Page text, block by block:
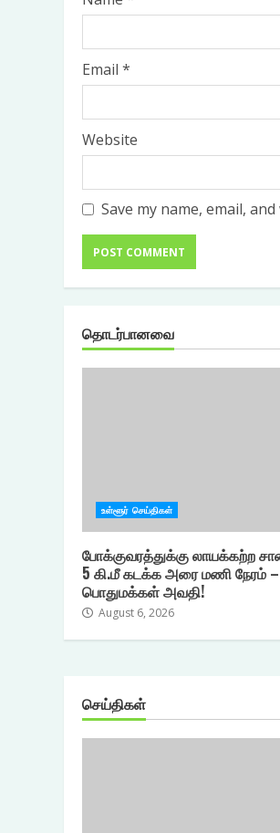
Email *
Website
Save my name, email,
தொடர்பானவை
உள்ளூர் செய்திகள்
போக்குவரத்துக்கு லாயக்கற்ற
5 கி.மீ கடக்க அரை மணி நேரம் –
பொதுமக்கள் அவதி!
August 6, 2026
செய்திகள்